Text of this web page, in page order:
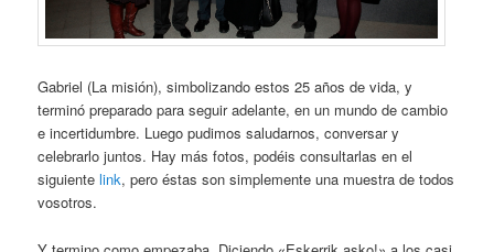
Gabriel (La misión), simbolizando estos 25 años de vida, y
terminó preparado para seguir adelante, en un mundo de cambio
e incertidumbre. Luego pudimos saludarnos, conversar y
celebrarlo juntos. Hay más fotos, podéis consultarlas en el
siguientelink, pero éstas son simplemente una muestra de todos
vosotros.